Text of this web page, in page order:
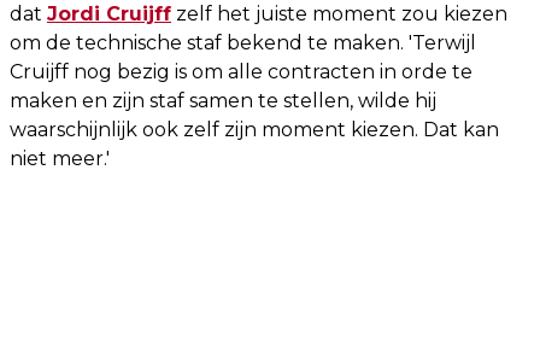
dat Jordi Cruijff zelf het juiste moment zou kiezen
om de technische staf bekend te maken. 'Terwijl
Cruijff nog bezig is om alle contracten in orde te
maken en zijn staf samen te stellen, wilde hij
waarschijnlijk ook zelf zijn moment kiezen. Dat kan
niet meer.'